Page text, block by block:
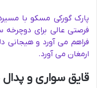
پارک گورکی مسکو با
فرصتی عالی برای
فراهم می آورد و هیجانی
ارمغان می آورد.
قایق سواری و